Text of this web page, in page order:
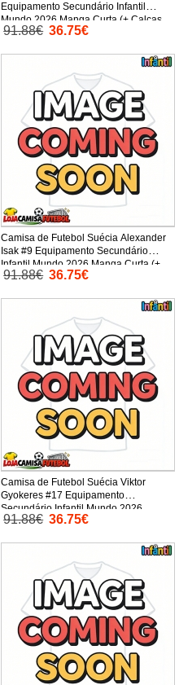
Equipamento Secundário Infantil
Mundo 2026 Manga Curta (+ Calças
curtas)
91.88€ 36.75€
Camisa de Futebol Suécia Alexander
Isak #9 Equipamento Secundário
Infantil Mundo 2026 Manga Curta (+
Calças curtas)
91.88€ 36.75€
Camisa de Futebol Suécia Viktor
Gyokeres #17 Equipamento
Secundário Infantil Mundo 2026
Manga Curta (+ Calças curtas)
91.88€ 36.75€